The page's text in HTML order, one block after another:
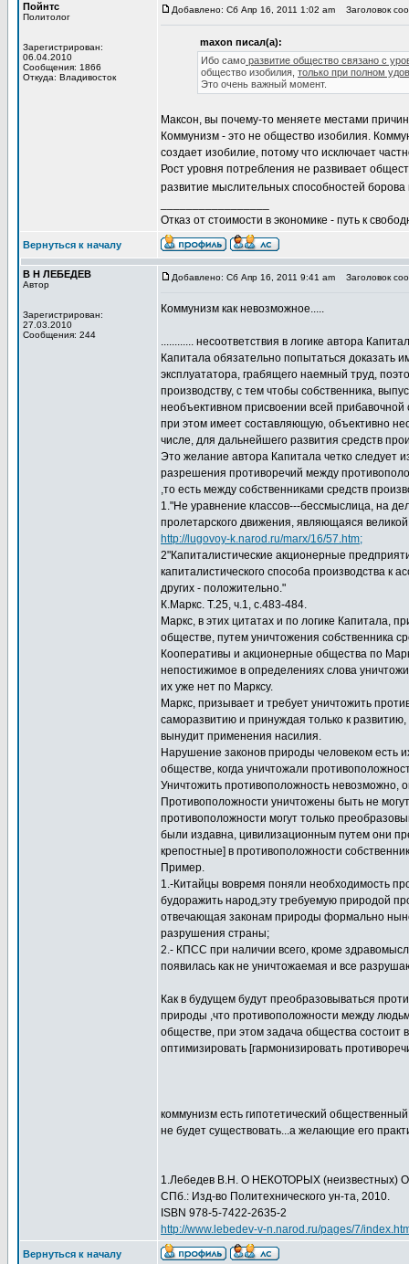
Пойнтс
Политолог
Зарегистрирован:
06.04.2010
Сообщения: 1866
Откуда: Владивосток
Добавлено: Сб Апр 16, 2011 1:02 am Заголовок
maxon писал(а):
Ибо само развитие общество связано с
общество изобилия, только при полном
Это очень важный момент.
Максон, вы почему-то меняете местами
Коммунизм - это не общество изобилия.
создает изобилие, потому что исключает
Рост уровня потребления не развивает
развитие мыслительных способностей
Отказ от стоимости в экономике - путь к
Вернуться к началу
В Н ЛЕБЕДЕВ
Автор
Зарегистрирован:
27.03.2010
Сообщения: 244
Добавлено: Сб Апр 16, 2011 9:41 am Заголовок
Коммунизм как невозможное.....
............ несоответствия в логике автора
Капитала обязательно попытаться доказать
эксплуататора, грабящего наемный труд,
производству, с тем чтобы собственника,
необъективном присвоении всей
при этом имеет составляющую, объективно
числе, для дальнейшего развития средств
Это желание автора Капитала четко следует
разрешения противоречий между
,то есть между собственниками средств
1."Не уравнение классов---бессмыслица, на
пролетарского движения, являющаяся
http://lugovoy-k.narod.ru/marx/16/57.htm;
2"Капиталистические акционерные
капиталистического способа производства к
других - положительно."
К.Маркс. Т.25, ч.1, с.483-484.
Маркс, в этих цитатах и по логике Капитала,
обществе, путем уничтожения собственника
Кооперативы и акционерные общества по
непостижимое в определениях слова
их уже нет по Марксу.
Маркс, призывает и требует уничтожить
саморазвитию и принуждая только к
вынудит применения насилия.
Нарушение законов природы человеком есть
обществе, когда уничтожали
Уничтожить противоположность невозможно,
Противоположности уничтожены быть не
противоположности могут только
были издавна, цивилизационным путем они
крепостные] в противоположности
Пример.
1.-Китайцы вовремя поняли необходимость
будоражить народ,эту требуемую природой
отвечающая законам природы формально
разрушения страны;
2.- КПСС при наличии всего, кроме
появилась как не уничтожаемая и все
Как в будущем будут преобразовываться
природы ,что противоположности между
обществе, при этом задача общества
оптимизировать [гармонизировать
коммунизм есть гипотетический
не будет существовать...а желающие его
1.Лебедев В.Н. О НЕКОТОРЫХ
СПб.: Изд-во Политехнического ун-та, 2010.
ISBN 978-5-7422-2635-2
http://www.lebedev-v-n.narod.ru/pages/7/
Вернуться к началу